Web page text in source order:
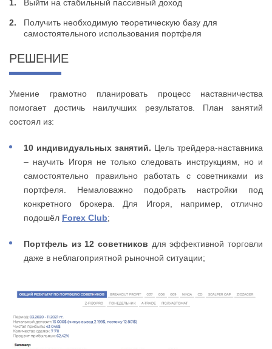
Выйти на стабильный пассивный доход
Получить необходимую теоретическую базу для
самостоятельного использования портфеля
РЕШЕНИЕ
Умение грамотно планировать процесс наставничества
помогает достичь наилучших результатов. План занятий
состоял из:
10 индивидуальных занятий. Цель трейдера-наставника
– научить Игоря не только следовать инструкциям, но и
самостоятельно правильно работать с советниками из
портфеля. Немаловажно подобрать настройки под
конкретного брокера. Для Игоря, например, отлично
подошёл Forex Club;
Портфель из 12 советников для эффективной торговли
даже в неблагоприятной рыночной ситуации;